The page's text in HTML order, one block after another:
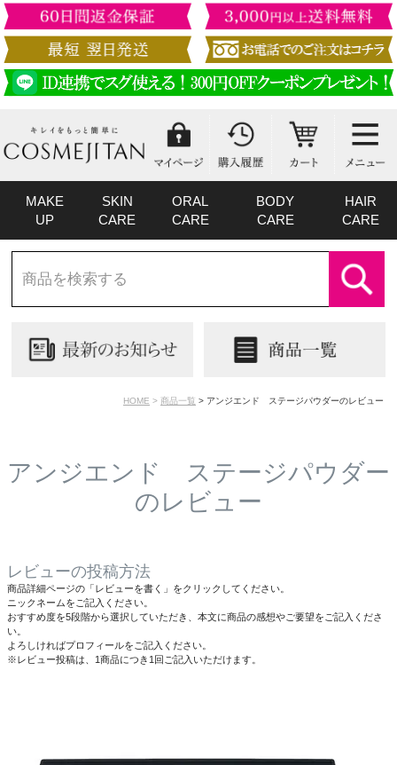
MAKE
UP
SKIN
CARE
ORAL
CARE
BODY
CARE
HAIR
CARE
HOME 商品一覧 アンジエンド ステージパウダーのレビュー
アンジエンド ステージパウダー
のレビュー
レビューの投稿方法
商品詳細ページの「レビューを書く」をクリックしてください。
ニックネームをご記入ください。
おすすめ度を5段階から選択していただき、本文に商品の感想やご要望をご記入くださ
い。
よろしければプロフィールをご記入ください。
※レビュー投稿は、1商品につき1回ご記入いただけます。